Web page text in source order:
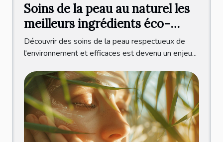
Soins de la peau au naturel les
meilleurs ingrédients éco-
responsables
Découvrir des soins de la peau respectueux de
l'environnement et efficaces est devenu un enjeu...